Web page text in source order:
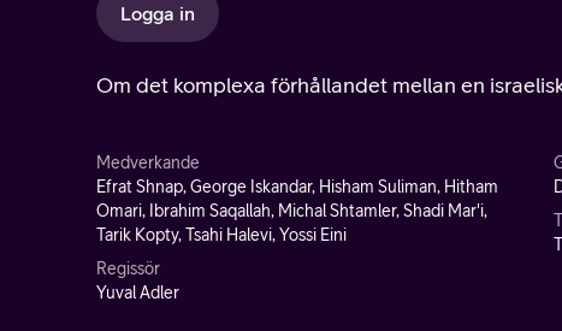
Logga in
Om det komplexa förhållandet mellan en
Medverkande
Efrat Shnap, George Iskandar, Hisham Suliman, Hitham
Omari, Ibrahim Saqallah, Michal Shtamler, Shadi Mar'i,
Tarik Kopty, Tsahi Halevi, Yossi Eini
Regissör
Yuval Adler